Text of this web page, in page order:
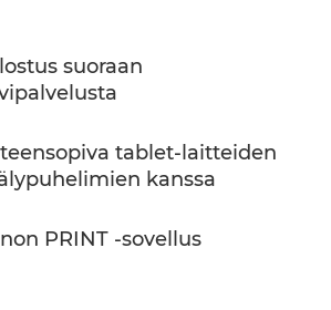
suoraan
tablet-laitteiden
kanssa
PRINT -sovellus